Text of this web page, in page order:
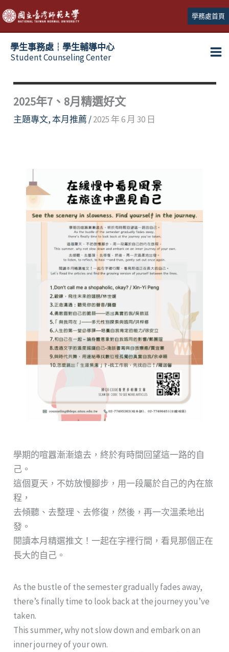
跳
至
主
學務處首頁
學生事務處┆學生輔導中心
Student Counseling Center
2025年7、8月精選好文
主題專文,本月推薦 /2025 年 6 月 30 日
學期的喧囂漸漸遠去，終於有時間回望這一路的自
己。
這個夏天，不妨放慢腳步，用一段屬於自己的內在旅
程，
去傾聽、去整理、去修復，然後，再一次溫柔地出
發。
閱讀本月精選推文！一起在字裡行間，看見那個正在
長大的自己。
As the bustle of the semester gradually fades away,
there’s finally time to look back at the journey you’ve
taken.
This summer, why not slow down and embark on an
inner journey of your own.